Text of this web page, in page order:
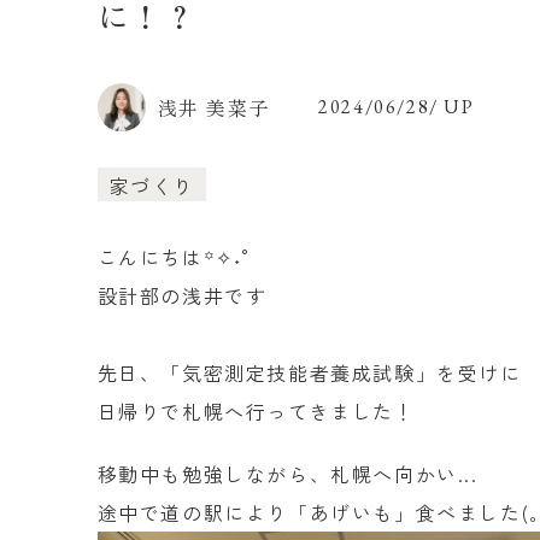
に！？
浅井 美菜子 2024/06/28/ UP
家づくり
こんにちは꙳✧˖°
設計部の浅井です
先日、「気密測定技能者養成試験」を受けに
日帰りで札幌へ行ってきました！
移動中も勉強しながら、札幌へ向かい...
途中で道の駅により「あげいも」食べました